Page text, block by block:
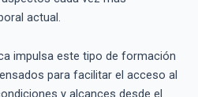
actual.
impulsa este tipo de formación
para facilitar el acceso al
y alcances desde el